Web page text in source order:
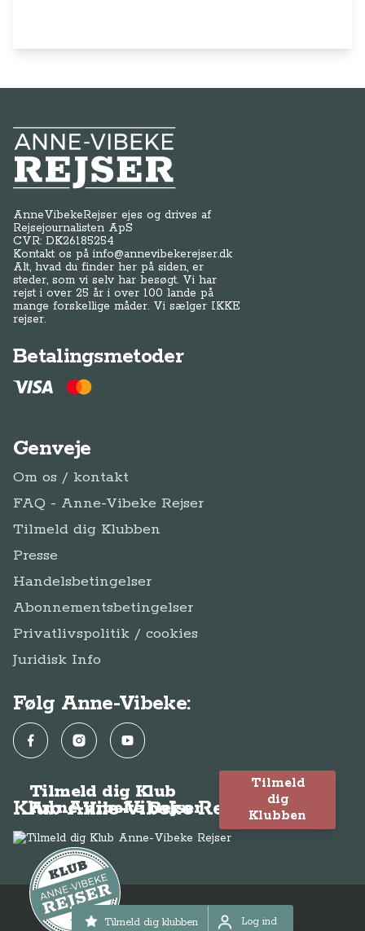
Tilmeld dig klubben Log ind
Log ind
Anne-Vibeke Rejser
AnneVibekeRejser ejes og drives af
Rejsejournalisten ApS
CVR: DK26185254
Kontakt os påinfo@annevibekerejser.dk
Alt, hvad du finder her på siden, er
steder, som vi selv har besøgt. Vi har
rejst i over 25 år i over 100 lande på
mange forskellige måder. Vi sælger IKKE
rejser.
Betalingsmetoder
Genveje
Om os / kontakt
FAQ - Anne-Vibeke Rejser
Tilmeld dig Klubben
Presse
Handelsbetingelser
Abonnementsbetingelser
Privatlivspolitik / cookies
Juridisk Info
Følg Anne-Vibeke:
FacebookInstagramYouTube
Klub Anne-Vibeke Rejser
Tilmeld dig Klub
Anne-Vibeke Rejser
Tilmeld
dig
Klubben
© Anne-Vibeke Rejser 2026